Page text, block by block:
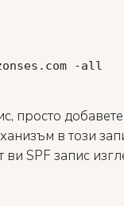
просто добавете
в този
SPF запис